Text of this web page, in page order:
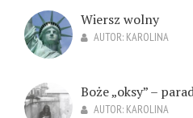
Wiersz wolny
AUTOR: KAROLINA
Boże „oksy” –
AUTOR: KAROLINA